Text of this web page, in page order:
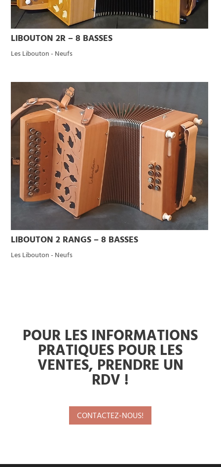
LIBOUTON 2R – 8 BASSES
Les Libouton - Neufs
LIBOUTON 2 RANGS – 8 BASSES
Les Libouton - Neufs
POUR LES INFORMATIONS
PRATIQUES POUR LES
VENTES, PRENDRE UN
RDV !
CONTACTEZ-NOUS!